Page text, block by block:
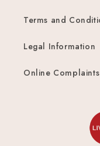
Terms and
Legal Information
Online